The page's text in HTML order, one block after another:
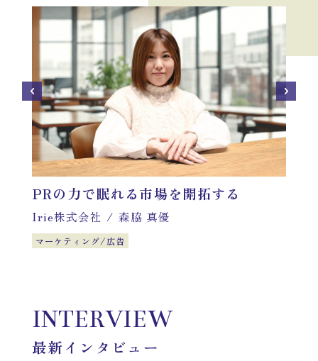
PRの力で眠れる市場を開拓する
Irie株式会社 / 森脇 真優
マーケティング/広告
INTERVIEW
最新インタビュー